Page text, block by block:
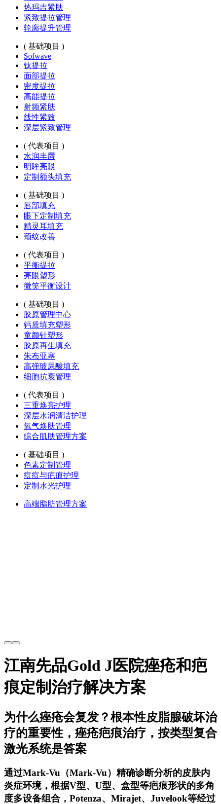
热玛吉紧肤
紧致提拉管理
轮廓提升管理
( 基础项目 )
Sofwave
钛提拉
面部提拉
密度提拉
高能提拉
射频紧肤
线性紧致
深层紧致管理
( 代表项目 )
水润丰唇
明眸亮眼
定制额头填充
( 基础项目 )
唇部填充
眼下定制填充
精灵耳填充
颈纹改善
( 代表项目 )
平衡提拉
亮眼塑形
微笑平衡设计
( 基础项目 )
胶原管理中心
钙质填充塑形
童颜针塑形
胶原再生填充
朱布亚塞
高弹玻尿酸填充
细胞抗衰管理
( 代表项目 )
三重焕亮护理
深层水润清洁护理
氧气焕肤管理
综合肌肤管理方案
( 基础项目 )
色素定制管理
痘痘与疤痕护理
定制水光护理
高端脂肪管理方案
江南先品Gold J医院痤疮和疤
痕定制治疗解决方案
为什么痤疮会复发？根本性皮脂腺破坏治
疗的重要性，痤疮疤痕治疗，按类型复合
激光系统是答案
通过Mark-Vu（Mark-Vu）精确诊断分析的皮肤内
炎症环境，根据V型、U型、盒型等疤痕形状的多角
度多设备组合，Potenza、Mirajet、Juvelook等经过